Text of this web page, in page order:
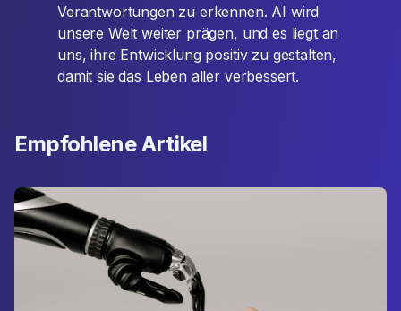
Verantwortungen zu erkennen. AI wird
unsere Welt weiter prägen, und es liegt an
uns, ihre Entwicklung positiv zu gestalten,
damit sie das Leben aller verbessert.
Empfohlene Artikel